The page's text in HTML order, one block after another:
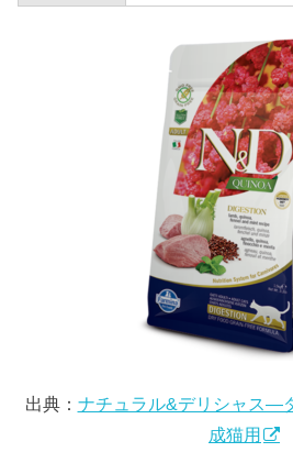
出典： ナチュラル&デリシャス―
成猫用